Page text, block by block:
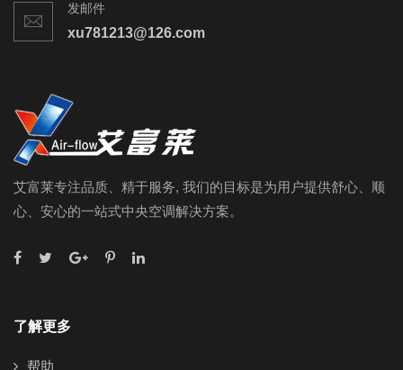
发邮件
xu781213@126.com
艾富莱专注品质、精于服务, 我们的目标是为用户提供舒心、顺
心、安心的一站式中央空调解决方案。
了解更多
帮助